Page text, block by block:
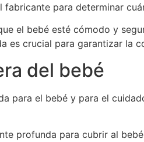
para determinar
el bebé esté cómodo y
es crucial para garantizar la
del bebé
para el bebé y para el
profunda para cubrir al